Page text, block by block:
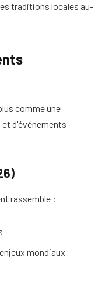
traditions locales au-
comme une
d'événements
rassemble :
mondiaux